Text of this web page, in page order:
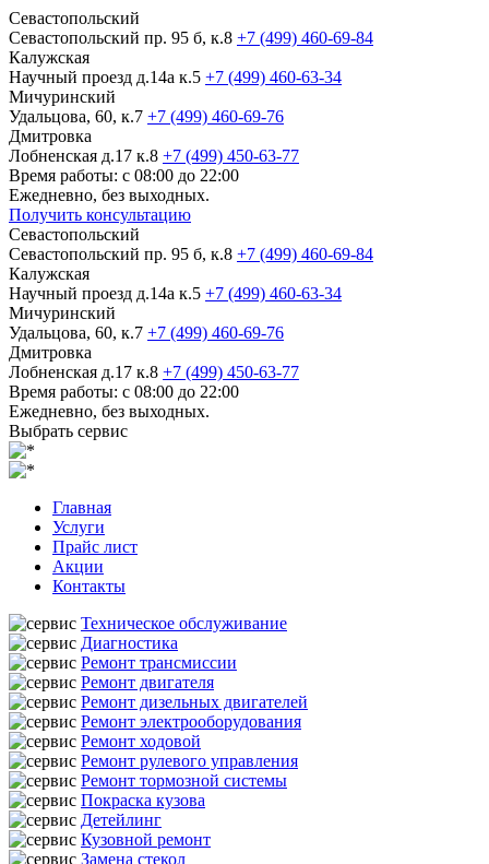
Севастопольский
Севастопольский пр. 95 б, к.8 +7 (499) 460-69-84
Калужская
Научный проезд д.14а к.5 +7 (499) 460-63-34
Мичуринский
Удальцова, 60, к.7 +7 (499) 460-69-76
Дмитровка
Лобненская д.17 к.8 +7 (499) 450-63-77
Время работы: с 08:00 до 22:00
Ежедневно, без выходных.
Получить консультацию
Севастопольский
Севастопольский пр. 95 б, к.8 +7 (499) 460-69-84
Калужская
Научный проезд д.14а к.5 +7 (499) 460-63-34
Мичуринский
Удальцова, 60, к.7 +7 (499) 460-69-76
Дмитровка
Лобненская д.17 к.8 +7 (499) 450-63-77
Время работы: с 08:00 до 22:00
Ежедневно, без выходных.
Выбрать сервис
Главная
Услуги
Прайс лист
Акции
Контакты
Техническое обслуживание
Диагностика
Ремонт трансмиссии
Ремонт двигателя
Ремонт дизельных двигателей
Ремонт электрооборудования
Ремонт ходовой
Ремонт рулевого управления
Ремонт тормозной системы
Покраска кузова
Детейлинг
Кузовной ремонт
Замена стекол